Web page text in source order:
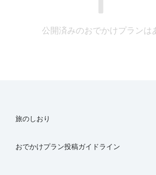
公開済みのおでかけプランは
旅のしおり
おでかけプラン投稿ガイドライン